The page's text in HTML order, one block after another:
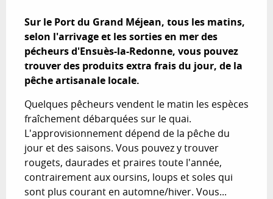
Sur le Port du Grand Méjean, tous les matins,
selon l'arrivage et les sorties en mer des
pécheurs d'Ensuès-la-Redonne, vous pouvez
trouver des produits extra frais du jour, de la
pêche artisanale locale.
Quelques pêcheurs vendent le matin les espèces
fraîchement débarquées sur le quai.
L'approvisionnement dépend de la pêche du
jour et des saisons. Vous pouvez y trouver
rougets, daurades et praires toute l'année,
contrairement aux oursins, loups et soles qui
sont plus courant en automne/hiver. Vous...